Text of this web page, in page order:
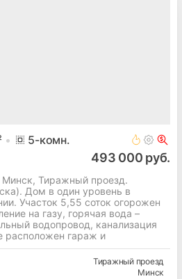
5-комн.
493 000 руб.
Тиражный проезд.
Дом в один уровень в
Участок 5,55 соток огорожен
на газу, горячая вода –
водопровод, канализация
расположен гараж и
Тиражный проезд
Минск